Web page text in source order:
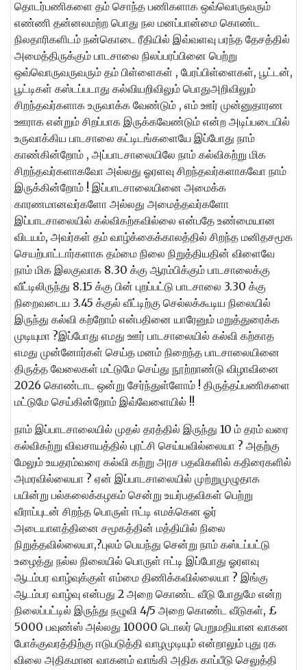
தொடர்பணிகளை தம் சொந்த பணிகளாக ஒவ்வொருவரும்
எண்ணி தன்னலமற்ற பொது நல மனப்பான்மை கொண்ட
நிலதாரிகளிடம் நன்கொடை ரீதியில் இவ்வளவு பரந்த தேசத்தில்
அமைத்திருக்கும் பாடசாலை நிலப்பரப்பினை பெற்று
ஒவ்வொருவருவரும் தம் பிள்ளைகள் , பேரப்பிள்ளைகள், பூட்டன்,
பூட்டிகள் கஸ்டப்படாது கல்வியறிவிலும் பொதுஅறிவிலும்
சிறந்தவர்களாக உருவாக்க வேண்டும் , எம் ஊர் முன்னுதாரண
ஊராக என்றும் சிறப்பாக இருக்கவேண்டும் என்ற அடிப்படையில்
உருவாக்கிய பாடசாலை கட்டிடங்களையே இப்போது நாம்
காண்கின்றோம் , அப்பாடசாலையிலே நாம் கல்விகற்று மிக
சிறந்தவர்களாகவோ அல்லது ஓரளவு சிறந்தவர்களாகவோ நாம்
இருக்கின்றோம் ! இப்பாடசாலையினை அமைக்க
காரணமானவர்களோ அல்லது அமைத்தவர்களோ
இப்பாடசாலையில் கல்விகற்கவில்லை என்பதே உண்மையான
விடயம், அவர்கள் தம் வாழ்க்கைக்காலத்தில் சிறந்த மனிதசமூக
செயற்பாட்டார்களாக தம்மை நிலை நிறுத்தியதின் விளைவே
நாம் மிக இலகுவாக 8.30 க்கு ஆரம்பிக்கும் பாடசாலைக்கு
வீட்டிலிருந்து 8.15 க்கு பின் புறப்பட்டு பாடசாலை 3.30 க்கு
நிறைவடைய 3.45 க்குல் வீட்டிற்கு செல்லக்கூடிய நிலையில்
இருந்து கல்வி கற்றோம் என்பதினை யாரேனும் மறுத்துரைக்க
முடியுமா ?இப்போது எமது ஊர் பாடசாலையில் கல்வி கற்காத
எமது முன்னோர்கள் செய்த மனம் நிறைந்த பாடசாலையினை
திருத்த வேலைகள் மட்டுமே செய்து நூற்றாண்டு விழாவினை
2026 கொண்டாட ஒன்று சேர்ந்துள்ளோம் ! திருத்தப்பணிகளை
மட்டுமே செய்கின்றோம் இவ்வேளையில் !!
நாம் இப்பாடசாலையில் முதல் தரத்தில் இருந்து 10 ம் தரம் வரை
கல்விகற்று விவசாயத்தில் புரட்சி செய்யவில்லையா ? அதற்கு
மேலும் உயதரம்வரை கல்வி கற்று அரச பதவிகளில் கதிரைகளில்
அமரவில்லையா ? ஏன் இப்பாடசாலையில் முற்றுமுழுதாக
பயின்று பல்கலைக்கழகம் சென்று உயர்பதவிகள் பெற்று
வீராப்புடன் சிறந்த பொருள் ஈட்டி எமக்கென ஓர்
அடையாளத்தினை சமூகத்தின் மத்தியில் நிலை
நிறுத்தவில்லையா,?புலம் பெயந்து சென்று நாம் கஸ்டப்பட்டு
உழைத்து நல்ல நிலையில் பொருள் ஈட்டி இப்போது ஓரளவு
ஆடம்பர வாழ்வுக்குள் எம்மை திணிக்கவில்லையா ? இங்கு
ஆடம்பர வாழ்வு என்பது 2 அறை கொண்ட வீடு போதுமே என்ற
நிலைப்பட்டில் இருந்து நழுவி 4/5 அறை கொண்ட வீடுகள், £
5000 பவுண்ஸ் அல்லது 10000 டொலர் பெறுமதியான வாகன
போக்குவரத்திற்கு ஈடுபடுத்தி வாழமுடியும் என்றாலும் புது ரக
விலை அதிகமான வாகனம் வாங்கி அதிக காப்பீடு செலுத்தி